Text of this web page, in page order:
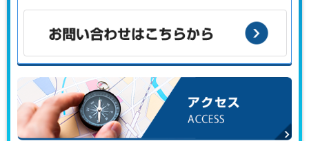
こんな課題がある、こんなことで困っている、などありませ
お問い合わせはこちらから